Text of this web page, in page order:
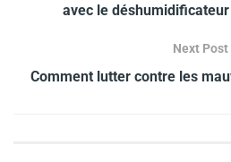
avec le déshumidificateur
Next Post
Comment lutter contre les